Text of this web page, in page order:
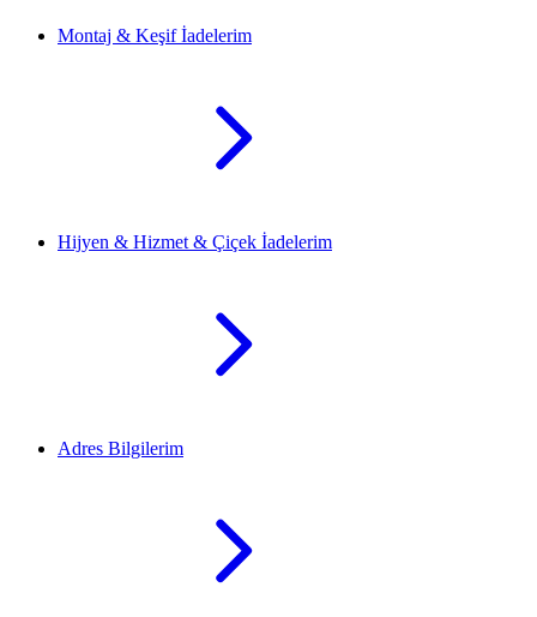
Montaj & Keşif İadelerim
Hijyen & Hizmet & Çiçek İadelerim
Adres Bilgilerim